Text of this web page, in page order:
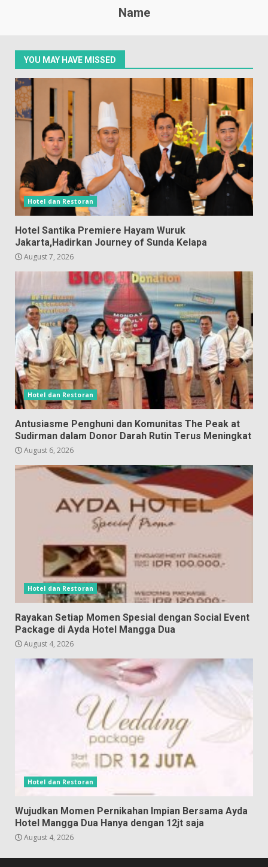
Name
YOU MAY HAVE MISSED
Hotel dan Restoran
Hotel Santika Premiere Hayam Wuruk
Jakarta,Hadirkan Journey of Sunda Kelapa
August 7, 2026
Hotel dan Restoran
Antusiasme Penghuni dan Komunitas The Peak at
Sudirman dalam Donor Darah Rutin Terus Meningkat
August 6, 2026
Hotel dan Restoran
Rayakan Setiap Momen Spesial dengan Social Event
Package di Ayda Hotel Mangga Dua
August 4, 2026
Hotel dan Restoran
Wujudkan Momen Pernikahan Impian Bersama Ayda
Hotel Mangga Dua Hanya dengan 12jt saja
August 4, 2026